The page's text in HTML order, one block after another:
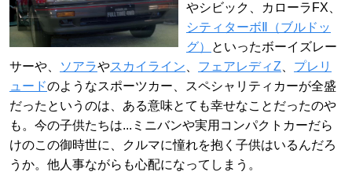
やシビック、カローラFX、
シティターボⅡ（ブルドッ
グ）
といったボーイズレー
サーや、
ソアラやスカイライン フェアレディZ
プレリ
ュードのようなスポーツカー、スペシャリティカーが全盛
だったというのは、ある意味とても幸せなことだったのや
も。今の子供たちは...ミニバンや実用コンパクトカーだら
けのこの御時世に、クルマに憧れを抱く子供はいるんだろ
うか。他人事ながらも心配になってしまう。